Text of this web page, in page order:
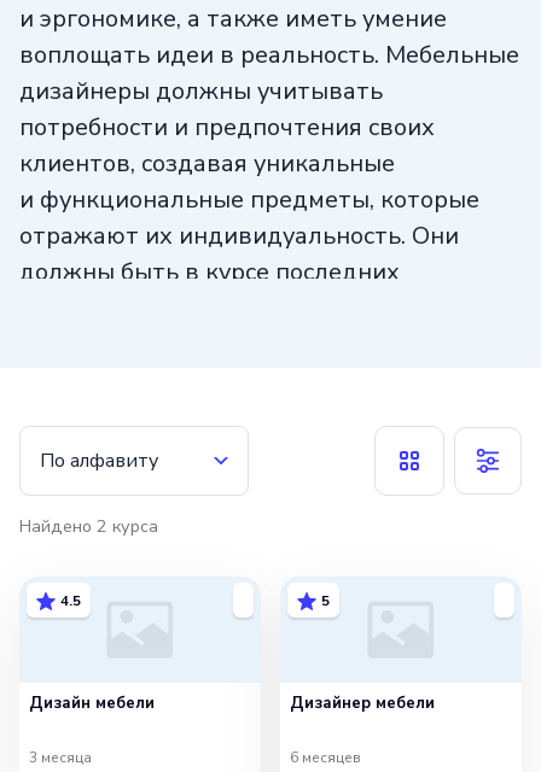
и эргономике, а также иметь умение
воплощать идеи в реальность. Мебельные
дизайнеры должны учитывать
потребности и предпочтения своих
клиентов, создавая уникальные
и функциональные предметы, которые
отражают их индивидуальность. Они
должны быть в курсе последних
способный превратить обычное
пространство в уникальное и стильное.
По алфавиту
Найдено 2 курса
4.5
Дизайн мебели
3 месяца
5
Дизайнер мебели
6 месяцев